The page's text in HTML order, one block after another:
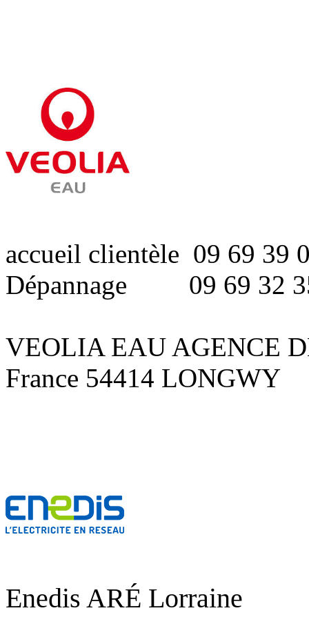
accueil clientèle 09 69 39
Dépannage 09 69 32
VEOLIA EAU AGENCE
France 54414 LONGWY
Enedis ARÉ Lorraine